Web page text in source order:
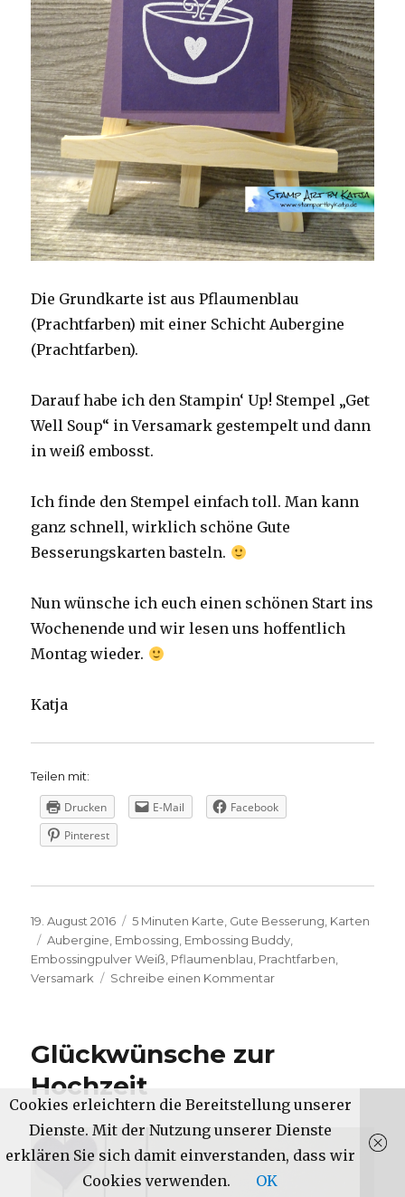
Die Grundkarte ist aus Pflaumenblau
(Prachtfarben) mit einer Schicht Aubergine
(Prachtfarben).
Darauf habe ich den Stampin‘ Up! Stempel „Get
Well Soup“ in Versamark gestempelt und dann
in weiß embosst.
Ich finde den Stempel einfach toll. Man kann
ganz schnell, wirklich schöne Gute
Besserungskarten basteln.
Nun wünsche ich euch einen schönen Start ins
Wochenende und wir lesen uns hoffentlich
Montag wieder.
Katja
Teilen mit:
Drucken E-Mail
Facebook
Pinterest
Veröffentlicht
am
19. August 2016 Kategorien
5 Minuten Karte Gute Besserung Karten
Schlagwörter
Aubergine Embossing Embossing Buddy
Embossingpulver Weiß Pflaumenblau Prachtfarben
Versamark
Schreibe einen Kommentarzu
mit
Soup
Glückwünsche zur
Hochzeit
Cookies erleichtern die Bereitstellung unserer
Dienste. Mit der Nutzung unserer Dienste
erklären Sie sich damit einverstanden, dass wir
Cookies verwenden.
OK